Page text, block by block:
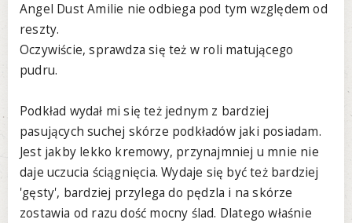
Angel Dust Amilie nie odbiega pod tym względem od
reszty.
Oczywiście, sprawdza się też w roli matującego
pudru.
Podkład wydał mi się też jednym z bardziej
pasujących suchej skórze podkładów jaki posiadam.
Jest jakby lekko kremowy, przynajmniej u mnie nie
daje uczucia ściągnięcia. Wydaje się być też bardziej
'gęsty', bardziej przylega do pędzla i na skórze
zostawia od razu dość mocny ślad. Dlatego właśnie